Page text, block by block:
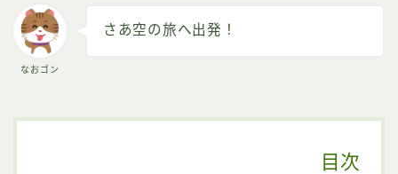
なおゴン
さあ空の旅へ出発！
目次